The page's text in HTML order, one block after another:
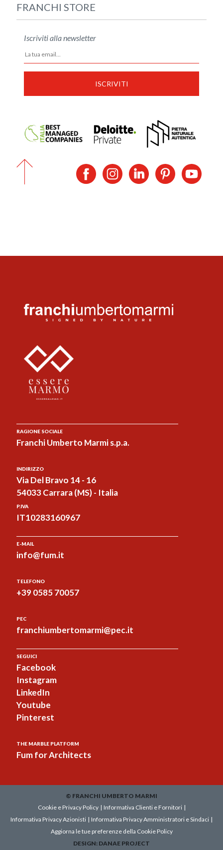
FRANCHI STORE
Iscriviti alla newsletter
RAGIONE SOCIALE
Franchi Umberto Marmi s.p.a.
INDIRIZZO
Via Del Bravo 14 - 16
54033 Carrara (MS) - Italia
P.IVA
IT10283160967
E-MAIL
info@fum.it
TELEFONO
+39 0585 70057
PEC
franchiumbertomarmi@pec.it
SEGUICI
Facebook
Instagram
LinkedIn
Youtube
Pinterest
THE MARBLE PLATFORM
Fum for Architects
© FRANCHI UMBERTO MARMI
Cookie e Privacy Policy | Informativa Clienti e Fornitori |
Informativa Privacy Azionisti | Informativa Privacy Amministratori e Sindaci |
Aggiorna le tue preferenze della Cookie Policy
DESIGN: DANAE PROJECT